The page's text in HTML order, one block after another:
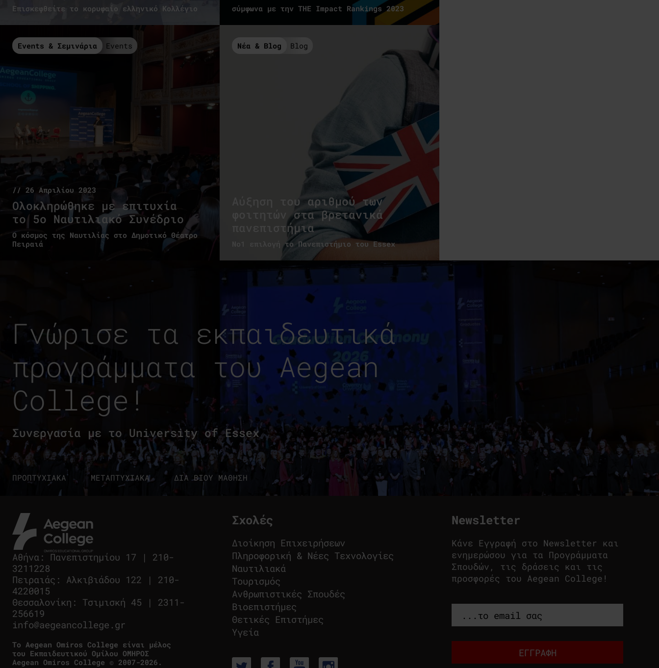
Επισκεφθείτε το κορυφαίο ελληνικό Κολλέγιο σύμφωνα με την THE Impact Rankings 2023
Events & Σεμινάρια Events
// 26 Απριλίου 2023
Ολοκληρώθηκε με επιτυχία
το 5ο Ναυτιλιακό Συνέδριο
Ο κόσμος της Ναυτιλίας στο Δημοτικό Θέατρο
Πειραιά
Νέα & Blog Blog
Αύξηση του αριθμού των
φοιτητών στα βρετανικά
πανεπιστήμια
Νο1 επιλογή το Πανεπιστήμιο του Essex
Γνώρισε τα εκπαιδευτικά
προγράμματα του Aegean
College!
Συνεργασία με το University of Essex
ΠΡΟΠΤΥΧΙΑΚΑ ΜΕΤΑΠΤΥΧΙΑΚΑ ΔΙΑ ΒΙΟΥ ΜΑΘΗΣΗ
Αθήνα : Πανεπιστημίου 17 | 210-
3211228
Πειραιάς : Αλκιβιάδου 122 | 210-
4220015
Θεσσαλονίκη : Τσιμισκή 45 | 2311-
256619
info@aegeancollege.gr
Tο Aegean Omiros College είναι μέλος
του Εκπαιδευτικού Ομίλου ΟΜΗΡΟΣ
Aegean Omiros College © 2007-2026.
Σχολές
Διοίκηση Επιχειρήσεων
Πληροφορική & Νέες Τεχνολογίες
Ναυτιλιακά
Τουρισμός
Ανθρωπιστικές Σπουδές
Βιοεπιστήμες
Θετικές Επιστήμες
Υγεία
Newsletter
Κάνε Εγγραφή στο Newsletter και
ενημερώσου για τα Προγράμματα
Σπουδών, τις δράσεις και τις
προσφορές του Aegean College!